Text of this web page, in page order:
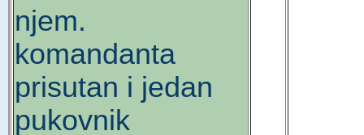
njem.
komandanta
prisutan i jedan
pukovnik